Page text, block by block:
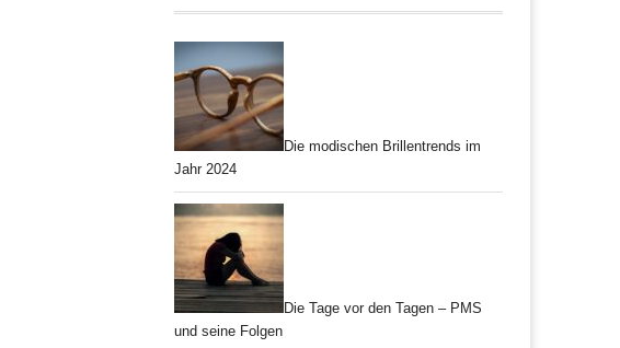
Die modischen Brillentrends im
Jahr 2024
Die Tage vor den Tagen – PMS
und seine Folgen